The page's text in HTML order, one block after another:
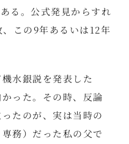
る。公式発見からすれ
この9年あるいは12年
水銀説を発表した
った。その時、反論
たのが、実は当時の
務）だった私の父で